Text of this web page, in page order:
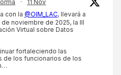
·
11 Nov
con la @OIM_LAC, llevará a
noviembre de 2025, la III
Virtual sobre Datos
fortaleciendo las
de los funcionarios de los